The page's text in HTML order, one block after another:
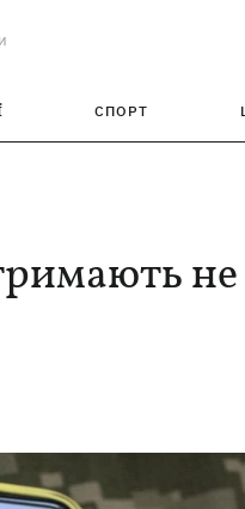
СПОРТ
не